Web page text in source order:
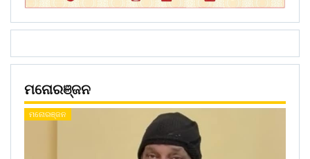
ମନୋରଞ୍ଜନ
ମନୋରଞ୍ଜନ